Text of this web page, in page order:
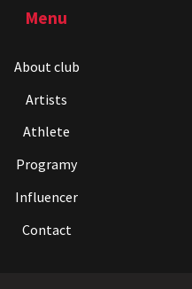
Menu
About club
Artists
Athlete
Programy
Influencer
Contact